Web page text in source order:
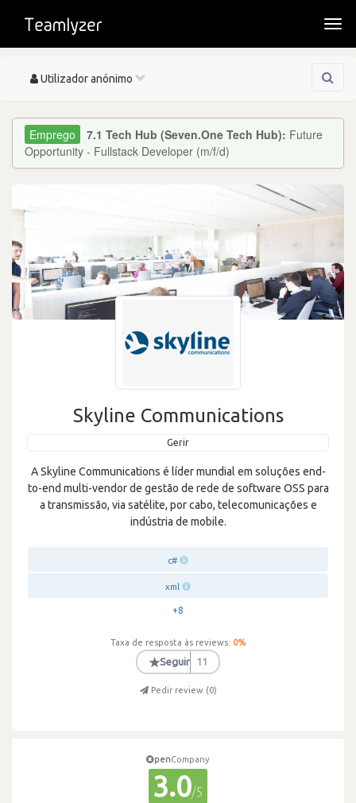
Toggle
Utilizador anónimo
7.1 Tech Hub (Seven.One Tech Hub): Future
Opportunity - Fullstack Developer (m/f/d)
Skyline Communications
Gerir
A Skyline Communications é líder mundial em soluções end-
to-end multi-vendor de gestão de rede de software OSS para
a transmissão, via satélite, por cabo, telecomunicações e
indústria de mobile.
c#
xml
+8
Taxa de resposta às reviews: 0%
★Seguir 11
Pedir review (0)
penCompany
3.0/5